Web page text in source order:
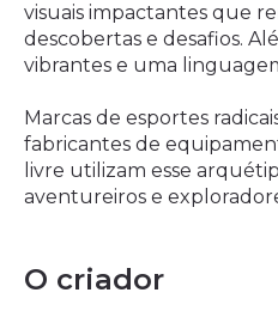
visuais impactantes que
descobertas e desafios.
vibrantes e uma
Marcas de esportes
fabricantes de
livre utilizam esse
aventureiros e
O criador